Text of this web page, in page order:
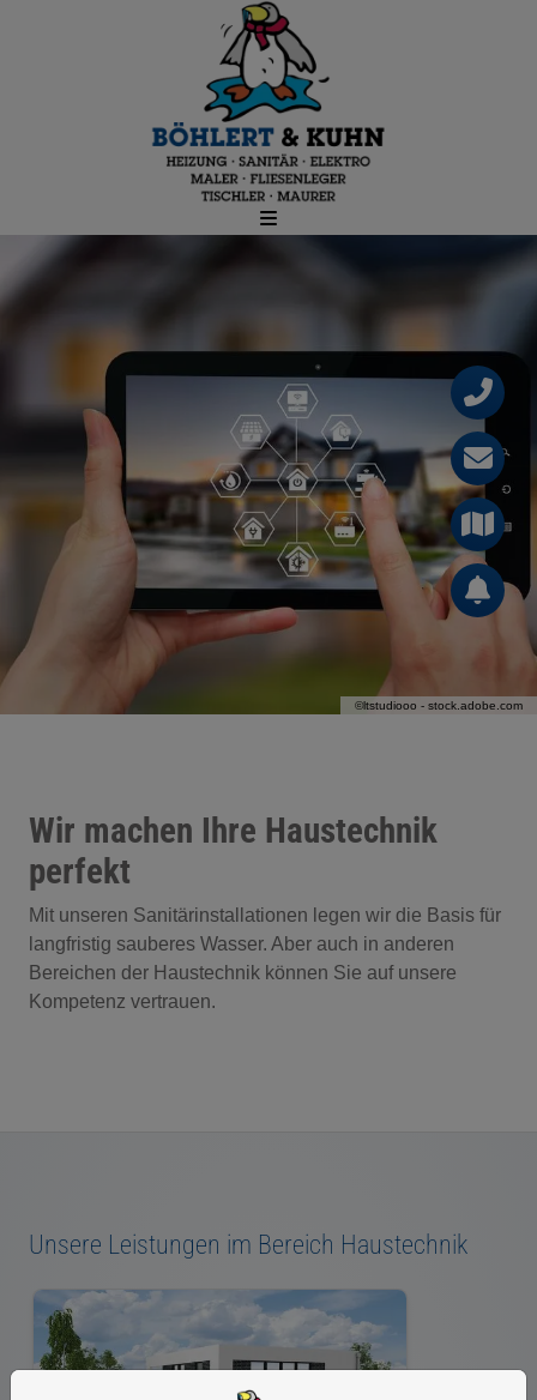
©ltstudiooo - stock.adobe.com
Wir machen Ihre Haustechnik
perfekt
Mit unseren Sanitärinstallationen legen wir die Basis für
langfristig sauberes Wasser. Aber auch in anderen
Bereichen der Haustechnik können Sie auf unsere
Kompetenz vertrauen.
Unsere Leistungen im Bereich Haustechnik